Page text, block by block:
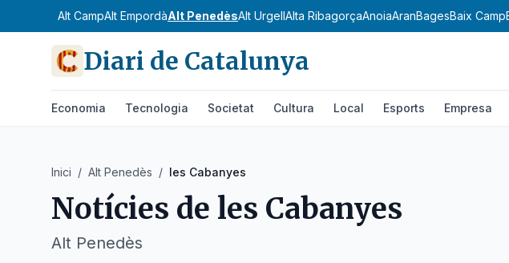
Alt CampAlt EmpordàAlt PenedèsAlt UrgellAlta RibagorçaAnoiaAranBagesBaix Camp
Diari de Catalunya
Economia Tecnologia Societat Cultura Local Esports Empresa
Inici / Alt Penedès / les Cabanyes
Notícies de les Cabanyes
Alt Penedès